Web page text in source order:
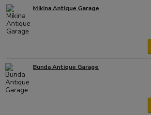
Mikina Antique Garage
Bunda Antique Garage